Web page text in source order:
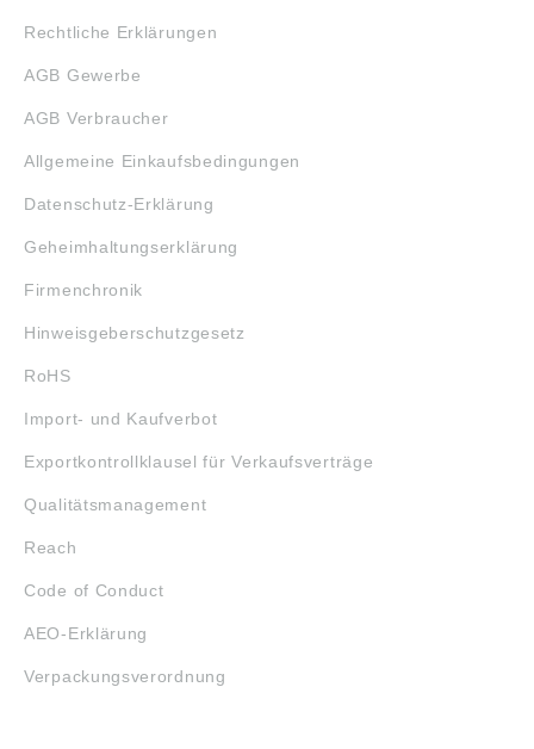
Rechtliche Erklärungen
AGB Gewerbe
AGB Verbraucher
Allgemeine Einkaufsbedingungen
Datenschutz-Erklärung
Geheimhaltungserklärung
Firmenchronik
Hinweisgeberschutzgesetz
RoHS
Import- und Kaufverbot
Exportkontrollklausel für Verkaufsverträge
Qualitätsmanagement
Reach
Code of Conduct
AEO-Erklärung
Verpackungsverordnung